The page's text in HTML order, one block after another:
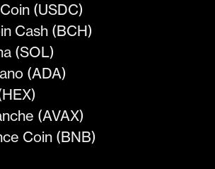
(USDC)
Cash (BCH)
(SOL)
(ADA)
(AVAX)
Coin (BNB)